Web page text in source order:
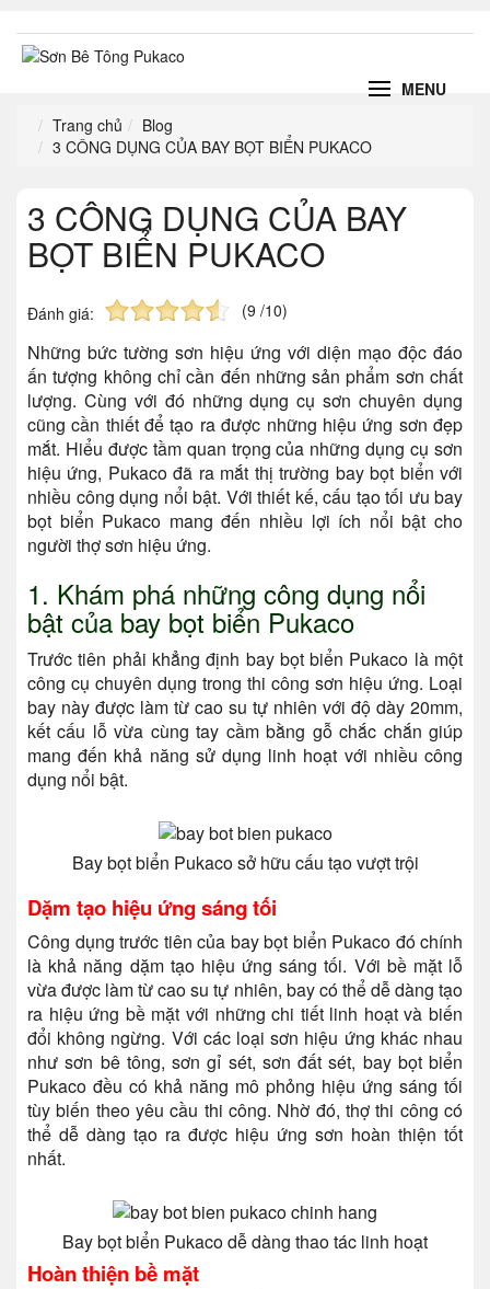
MENU
Trang chủ
Blog
3 CÔNG DỤNG CỦA BAY BỌT BIỂN PUKACO
3 CÔNG DỤNG CỦA BAY
BỌT BIỂN PUKACO
Đánh giá: (9 /10)
Những bức tường sơn hiệu ứng với diện mạo độc đáo
ấn tượng không chỉ cần đến những sản phẩm sơn chất
lượng. Cùng với đó những dụng cụ sơn chuyên dụng
cũng cần thiết để tạo ra được những hiệu ứng sơn đẹp
mắt. Hiểu được tầm quan trọng của những dụng cụ sơn
hiệu ứng, Pukaco đã ra mắt thị trường bay bọt biển với
nhiều công dụng nổi bật. Với thiết kế, cấu tạo tối ưu bay
bọt biển Pukaco mang đến nhiều lợi ích nổi bật cho
người thợ sơn hiệu ứng.
1. Khám phá những công dụng nổi
bật của bay bọt biển Pukaco
Trước tiên phải khẳng định bay bọt biển Pukaco là một
công cụ chuyên dụng trong thi công sơn hiệu ứng. Loại
bay này được làm từ cao su tự nhiên với độ dày 20mm,
kết cấu lỗ vừa cùng tay cầm bằng gỗ chắc chắn giúp
mang đến khả năng sử dụng linh hoạt với nhiều công
dụng nổi bật.
Bay bọt biển Pukaco sở hữu cấu tạo vượt trội
Dặm tạo hiệu ứng sáng tối
Công dụng trước tiên của bay bọt biển Pukaco đó chính
là khả năng dặm tạo hiệu ứng sáng tối. Với bề mặt lỗ
vừa được làm từ cao su tự nhiên, bay có thể dễ dàng tạo
ra hiệu ứng bề mặt với những chi tiết linh hoạt và biến
đổi không ngừng. Với các loại sơn hiệu ứng khác nhau
như sơn bê tông, sơn gỉ sét, sơn đất sét, bay bọt biển
Pukaco đều có khả năng mô phỏng hiệu ứng sáng tối
tùy biến theo yêu cầu thi công. Nhờ đó, thợ thi công có
thể dễ dàng tạo ra được hiệu ứng sơn hoàn thiện tốt
nhất.
Bay bọt biển Pukaco dễ dàng thao tác linh hoạt
Hoàn thiện bề mặt